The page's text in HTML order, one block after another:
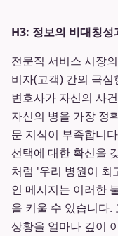
H3: 정보의 비대칭성
전문직 서비스 시장
비자(고객) 간의 극
변호사가 자신의 사
자신의 병을 가장 정
문 지식이 부족합니
선택에 대한 확신을
처럼 '우리 병원이 최
인 메시지는 이러한
을 키울 수 있습니다.
상황을 얼마나 깊이